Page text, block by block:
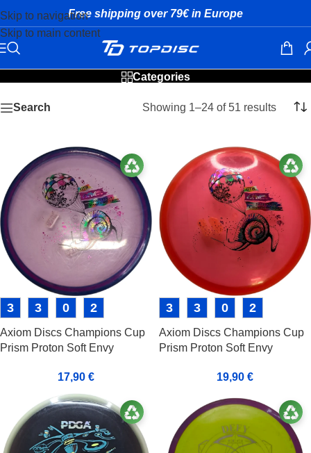
Skip to navigation
Skip to main content
Free shipping over 79€ in Europe
MVP used discs
Categories
Search Showing 1–24 of 51 results
3 3 0 2
Axiom Discs Champions Cup
Prism Proton Soft Envy
17,90 €
3 3 0 2
Axiom Discs Champions Cup
Prism Proton Soft Envy
19,90 €